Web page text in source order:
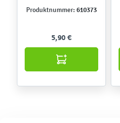
Produktnummer: 610373
5,90 €